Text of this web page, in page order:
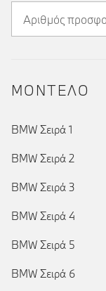
ΜΟΝΤΕΛΟ
BMW Σειρά 1
BMW Σειρά 2
BMW Σειρά 3
BMW Σειρά 4
BMW Σειρά 5
BMW Σειρά 6